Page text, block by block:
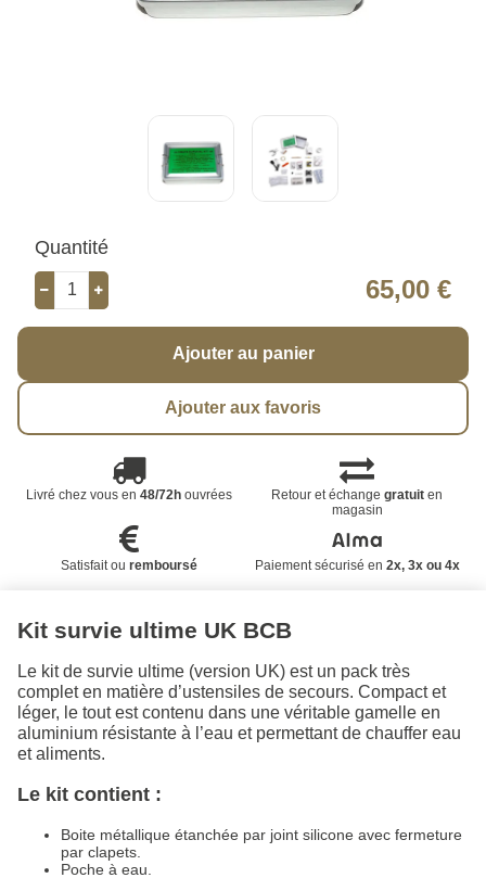
Quantité
65,00 €
Ajouter au panier
Ajouter aux favoris
Livré chez vous en 48/72houvrées Retour et échangegratuit en
magasin
Satisfait ou remboursé Paiement sécurisé en 2x, 3x ou 4x
Kit survie ultime UK BCB
Le kit de survie ultime (version UK) est un pack très
complet en matière d’ustensiles de secours. Compact et
léger, le tout est contenu dans une véritable gamelle en
aluminium résistante à l’eau et permettant de chauffer eau
et aliments.
Le kit contient :
Boite métallique étanchée par joint silicone avec fermeture
par clapets.
Poche à eau.